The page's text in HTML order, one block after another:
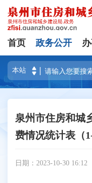
首页 政务公开
泉州市住房和城
费情况统计表（1-
日期：2023-10-30 16:12